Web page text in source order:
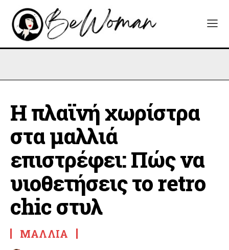
Η πλαϊνή χωρίστρα
στα μαλλιά
επιστρέφει: Πώς να
υιοθετήσεις το retro
chic στυλ
ΜΑΛΛΙΆ